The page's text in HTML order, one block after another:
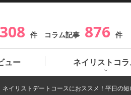
308 件 コラム記事 876 件
ュー ネイリストコ
ネイリストデートコースにおススメ！平日の